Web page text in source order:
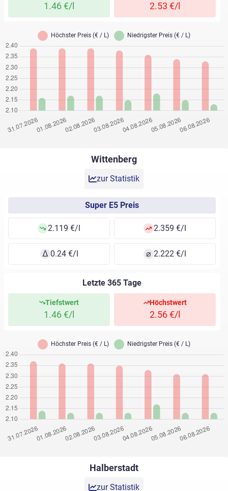
1.46 €/l 2.53 €/l
Wittenberg
zur Statistik
Super E5 Preis
2.119 €/l 2.359 €/l
∆ 0.24 €/l ⌀ 2.222 €/l
Letzte 365 Tage
Tiefstwert
1.46 €/l
Höchstwert
2.56 €/l
Halberstadt
zur Statistik